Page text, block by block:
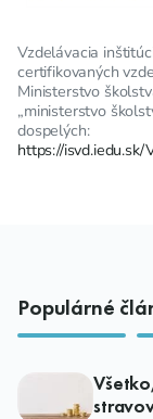
Vzdelávacia
certifikovaných
Ministerstvo
„ministerstvo
dospelých:
https://
Populárné